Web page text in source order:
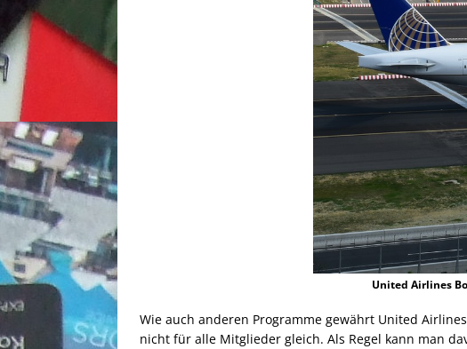
United Airlines
Wie auch anderen Programme gewährt United
nicht für alle Mitglieder gleich. Als Regel kann man